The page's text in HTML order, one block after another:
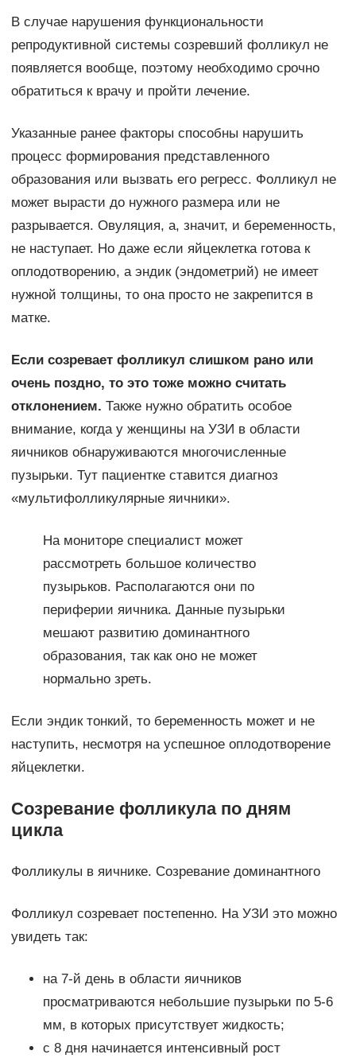
В случае нарушения функциональности
репродуктивной системы созревший фолликул не
появляется вообще, поэтому необходимо срочно
обратиться к врачу и пройти лечение.
Указанные ранее факторы способны нарушить
процесс формирования представленного
образования или вызвать его регресс. Фолликул не
может вырасти до нужного размера или не
разрывается. Овуляция, а, значит, и беременность,
не наступает. Но даже если яйцеклетка готова к
оплодотворению, а эндик (эндометрий) не имеет
нужной толщины, то она просто не закрепится в
матке.
Если созревает фолликул слишком рано или
очень поздно, то это тоже можно считать
отклонением. Также нужно обратить особое
внимание, когда у женщины на УЗИ в области
яичников обнаруживаются многочисленные
пузырьки. Тут пациентке ставится диагноз
«мультифолликулярные яичники».
На мониторе специалист может
рассмотреть большое количество
пузырьков. Располагаются они по
периферии яичника. Данные пузырьки
мешают развитию доминантного
образования, так как оно не может
нормально зреть.
Если эндик тонкий, то беременность может и не
наступить, несмотря на успешное оплодотворение
яйцеклетки.
Созревание фолликула по дням
цикла
Фолликулы в яичнике. Созревание доминантного
Фолликул созревает постепенно. На УЗИ это можно
увидеть так:
на 7-й день в области яичников
просматриваются небольшие пузырьки по 5-6
мм, в которых присутствует жидкость;
с 8 дня начинается интенсивный рост